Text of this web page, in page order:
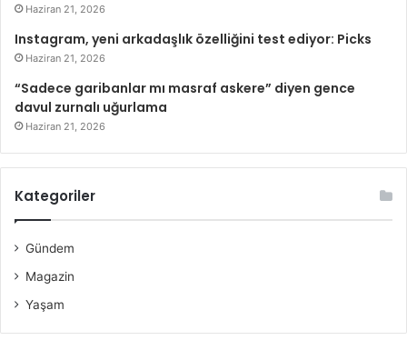
Haziran 21, 2026
Instagram, yeni arkadaşlık özelliğini test ediyor: Picks
Haziran 21, 2026
“Sadece garibanlar mı masraf askere” diyen gence
davul zurnalı uğurlama
Haziran 21, 2026
Kategoriler
Gündem
Magazin
Yaşam